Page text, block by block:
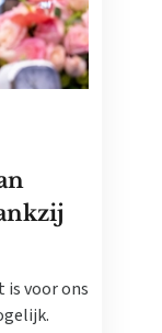
is voor ons